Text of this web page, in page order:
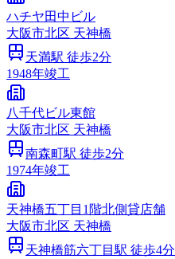
ハチヤ田中ビル
大阪市北区 天神橋
天満駅 徒歩2分
1948年竣工
八千代ビル東館
大阪市北区 天神橋
南森町駅 徒歩2分
1974年竣工
天神橋五丁目1階北側貸店舗
大阪市北区 天神橋
天神橋筋六丁目 駅 徒歩4分